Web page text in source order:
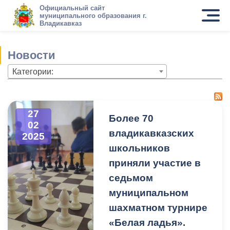
Официальный сайт
муниципального образования г.
Владикавказ
Новости
Категории:
27
02
2025
Более 70
владикавказских
школьников
приняли участие в
седьмом
муниципальном
шахматном турнире
«Белая ладья».